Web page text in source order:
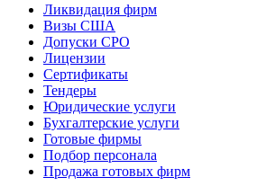
Ликвидация фирм
Визы США
Допуски СРО
Лицензии
Сертификаты
Тендеры
Юридические услуги
Бухгалтерские услуги
Готовые фирмы
Подбор персонала
Продажа готовых фирм